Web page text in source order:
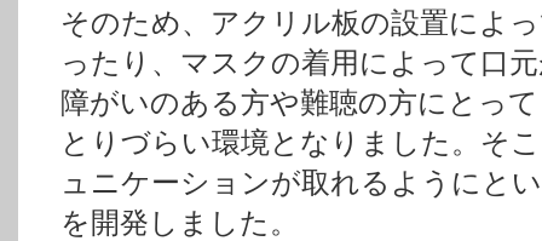
そのため、アクリル板の設置によ
ったり、マスクの着用によって口
障がいのある方や難聴の方にとっ
とりづらい環境となりました。そ
ュニケーションが取れるようにと
を開発しました。